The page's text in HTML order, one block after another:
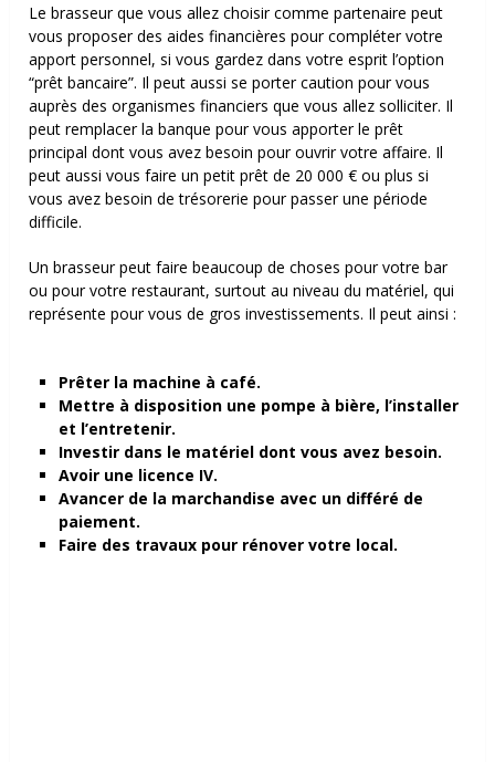
Le brasseur que vous allez choisir comme partenaire peut
vous proposer des aides financières pour compléter votre
apport personnel, si vous gardez dans votre esprit l’option
“prêt bancaire”. Il peut aussi se porter caution pour vous
auprès des organismes financiers que vous allez solliciter. Il
peut remplacer la banque pour vous apporter le prêt
principal dont vous avez besoin pour ouvrir votre affaire. Il
peut aussi vous faire un petit prêt de 20 000 € ou plus si
vous avez besoin de trésorerie pour passer une période
difficile.
Un brasseur peut faire beaucoup de choses pour votre bar
ou pour votre restaurant, surtout au niveau du matériel, qui
représente pour vous de gros investissements. Il peut ainsi :
Prêter la machine à café.
Mettre à disposition une pompe à bière, l’installer
et l’entretenir.
Investir dans le matériel dont vous avez besoin.
Avoir une licence IV.
Avancer de la marchandise avec un différé de
paiement.
Faire des travaux pour rénover votre local.